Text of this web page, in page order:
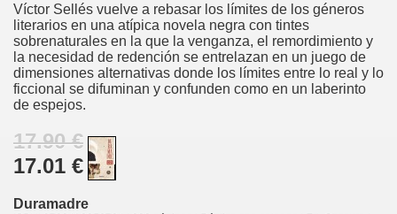
Víctor Sellés vuelve a rebasar los límites de los géneros
literarios en una atípica novela negra con tintes
sobrenaturales en la que la venganza, el remordimiento y
la necesidad de redención se entrelazan en un juego de
dimensiones alternativas donde los límites entre lo real y lo
ficcional se difuminan y confunden como en un laberinto
de espejos.
17.90 €
17.01 €
Duramadre